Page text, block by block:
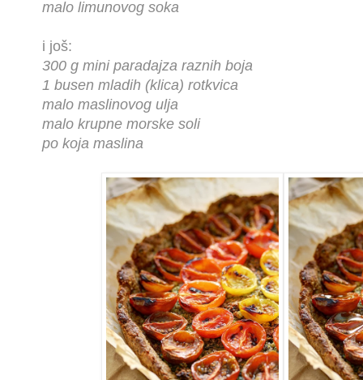
malo limunovog soka
i još:
300 g mini paradajza raznih boja
1 busen mladih (klica) rotkvica
malo maslinovog ulja
malo krupne morske soli
po koja maslina